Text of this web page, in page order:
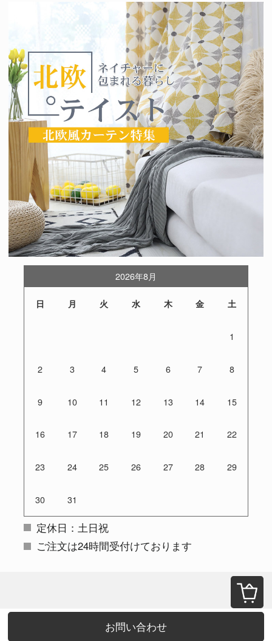
お問い合わせ
2026年8月
日 月 火 水 木 金 土
1
2 3 4 5 6 7 8
9 10 11 12 13 14 15
16 17 18 19 20 21 22
23 24 25 26 27 28 29
30 31
定休日：土日祝
ご注文は24時間受付けております